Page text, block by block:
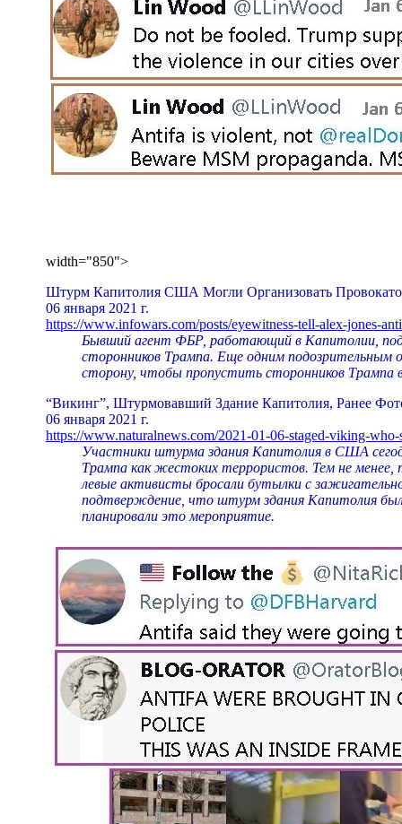
width="850">
Штурм Капитолия США Могли Организовать
06 января 2021 г.
https://www.infowars.com/posts/eyewitness-tell-alex-jones-
Бывший агент ФБР, работающий в Капитолии,
сторонников Трампа. Еще одним подозрительным
сторону, чтобы пропустить сторонников Трампа
“Викинг”, Штурмовавший Здание Капитолия, Ранее
06 января 2021 г.
https://www.naturalnews.com/2021-01-06-staged-viking-
Участники штурма здания Капитолия в США
Трампа как жестоких террористов. Тем не
левые активисты бросали бутылки с
подтверждение, что штурм здания Капитолия
планировали это мероприятие.